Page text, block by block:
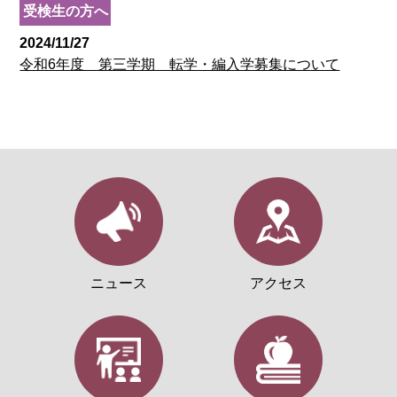
受検生の方へ
2024/11/27
令和6年度 第三学期 転学・編入学募集について
ニュース アクセス